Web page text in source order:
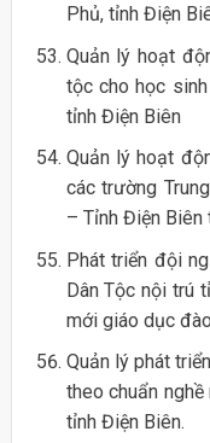
Phủ, tỉnh Điện
Quản lý hoạt
tộc cho học
tỉnh Điện Biên
Quản lý hoạt
các trường
– Tỉnh Điện Biên
Phát triển đội
Dân Tộc nội trú
mới giáo dục
Quản lý phát
theo chuẩn
tỉnh Điện Biên.